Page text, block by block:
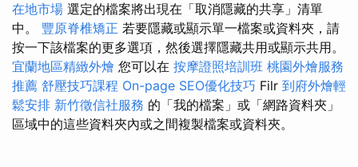
在地市場 選定的檔案將出現在「取消隱藏的共享」清單
中。 豐原脊椎矯正 若要隱藏或顯示單一檔案或資料夾，請
按一下該檔案的更多選項，然後選擇隱藏共用或顯示共用。
宜蘭地區精緻外燴 您可以在 按摩證照培訓班 桃園外燴服務
推薦 舒壓技巧課程 On-page SEO優化技巧 Filr 到府外燴輕
鬆安排 新竹徵信社服務 的「我的檔案」或「網路資料夾」
區域中的這些資料夾內或之間複製檔案或資料夾。